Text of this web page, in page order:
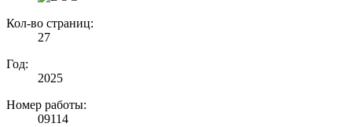
Кол-во страниц:
27
Год:
2025
Номер работы:
09114